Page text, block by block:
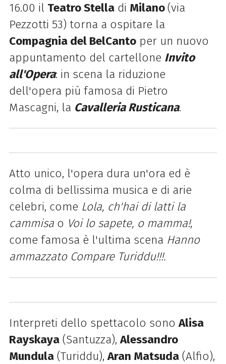
16.00 il Teatro Stelladi Milano(via
Pezzotti 53) torna a ospitare la
Compagnia del BelCantoper un nuovo
appuntamento del cartellone Invito
all'Opera: in scena la riduzione
dell'opera più famosa di Pietro
Mascagni, la Cavalleria Rusticana.
Atto unico, l'opera dura un'ora ed è
colma di bellissima musica e di arie
celebri, come Lola, ch'hai di latti la
cammisao Voi lo sapete, o mamma!,
come famosa è l'ultima scena Hanno
ammazzato Compare Turiddu!!!.
Interpreti dello spettacolo sonoAlisa
Rayskaya(Santuzza),Alessandro
Mundula(Turiddu),Aran Matsuda(Alfio),